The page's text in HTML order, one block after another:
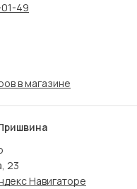
49
в магазине
23
Навигаторе